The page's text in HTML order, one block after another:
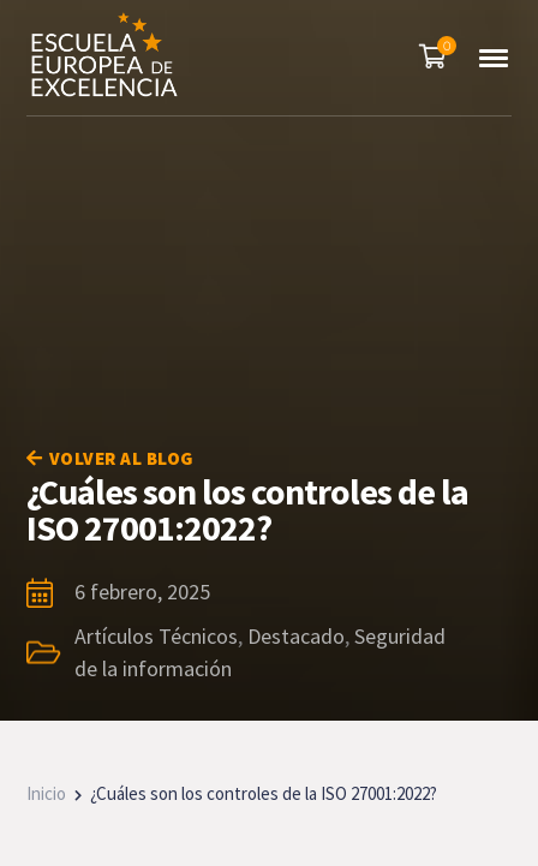
0
VOLVER AL BLOG
¿Cuáles son los controles de la
ISO 27001:2022?
6 febrero, 2025
Artículos Técnicos, Destacado,Seguridad
de la información
Inicio ¿Cuáles son los controles de la ISO 27001:2022?